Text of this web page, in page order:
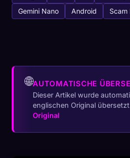
Gemini Nano
Android Scam
🌐AUTOMATISCHE
Dieser Artikel wurde
englischen Original
Original